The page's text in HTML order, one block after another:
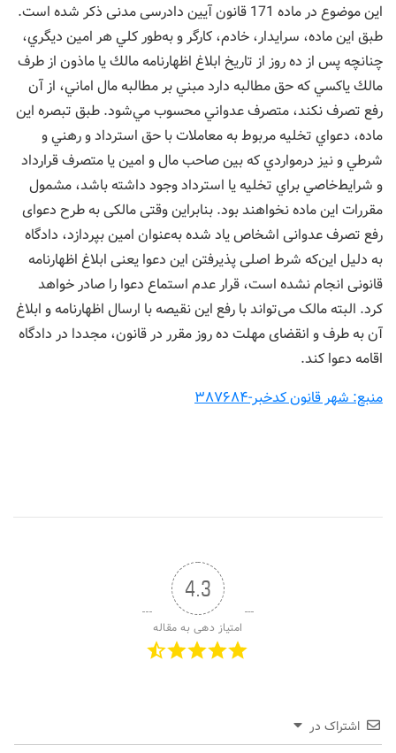
این موضوع در ماده 171 قانون آیین دادرسی مدنی ذکر شده است.
طبق این ماده، سرايدار، خادم، كارگر و به‌طور كلي هر امين ديگري،
چنانچه پس از ده روز از تاريخ ابلاغ اظهارنامه مالك يا ماذون از طرف
مالك يا‌كسي كه حق مطالبه دارد مبني بر مطالبه مال اماني، از آن
رفع تصرف نکند، متصرف عدواني محسوب مي‌شود. طبق تبصره این
ماده، دعواي تخليه مربوط به معاملات با حق استرداد و رهني و
شرطي و نيز درمواردي كه بين صاحب مال و امين يا متصرف قرارداد
و شرايط‌خاصي براي تخليه يا استرداد وجود داشته باشد، مشمول
مقررات اين ماده نخواهند بود. بنابراین وقتی مالکی به طرح دعوای
رفع تصرف عدوانی اشخاص یاد شده به‌عنوان امین بپردازد، دادگاه
به دلیل این‌که شرط اصلی پذیرفتن این دعوا یعنی ابلاغ اظهارنامه
قانونی انجام نشده است، قرار عدم استماع دعوا را صادر خواهد
کرد. البته مالک می‌تواند با رفع این نقیصه با ارسال اظهارنامه و ابلاغ
آن به طرف و انقضای مهلت ده روز مقرر در قانون، مجددا در دادگاه
اقامه دعوا کند.
منبع: شهر قانون کدخبر-۳۸۷۶۸۴
4.3
امتیاز دهی به مقاله
اشتراک در